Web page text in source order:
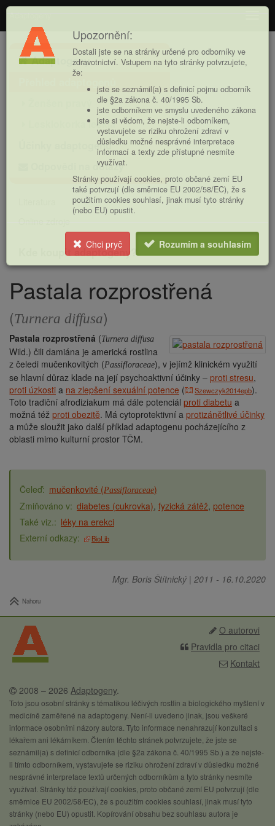
Adaptogeny
Hlavní
nabídkaAdaptogeny
Lesklokorka lesklá
Účinky adaptogenů
Odpovědi na dotazy
Online zdroje
Kde koupit adaptogeny?
Drobečková
navigace
Pastala rozprostřená
(Turnera diffusa)
Pastala rozprostřená (Turnera diffusa
Wild.) čili damiána je americká rostlina
z čeledi mučenkovitých (Passifloraceae), v jejímž klinickém využití
se hlavní důraz klade na její psychoaktivní účinky – proti stresu,
proti úzkosti a na zlepšení sexuální potence ( Szewczyk2014epb).
Toto tradiční afrodiziakum má dále potenciál proti diabetu a
možná též proti obezitě. Má cytoprotektivní a protizánětlivé účinky
a může sloužit jako další příklad adaptogenu pocházejícího z
oblasti mimo kulturní prostor TČM.
mučenkovité (Passifloraceae)
diabetes (cukrovka) fyzická zátěž potence
léky na erekci
BioLib
Mgr. Boris Štítnický | 2011 - 16.10.2020
Nahoru
O autorovi
Pravidla pro citaci
Kontakt
2008 – 2026 Adaptogeny.
Toto jsou osobní stránky s tématikou léčivých rostlin a biologického myšlení v
medicíně zaměřené na adaptogeny. Není-li uvedeno jinak, jsou veškeré
informace osobními názory autora. Tyto informace nenahrazují konzultaci s
lékařem ani lékárníkem. Čtením těchto stránek potvrzujete, že jste se
seznámil(a) s definicí odborníka (dle §2a zákona č. 40/1995 Sb.) a že nejste-
li tímto odborníkem, vystavujete se riziku ohrožení zdraví v důsledku možné
nesprávné interpretace textů určených odborníkům a tyto stránky nesmíte
využívat. Stránky též používají cookies, proto občané zemí EU potvrzují (dle
směrnice EU 2002/58/EC), že s použitím cookies souhlasí, jinak musí tyto
stránky (nebo EU) opustit. Kopírování obsahu bez souhlasu autora je
Upozornění:
Dostali jste se na stránky určené pro odborníky ve
zdravotnictví. Vstupem na tyto stránky potvrzujete,
že:
jste se seznámil(a) s definicí pojmu odborník
dle §2a zákona č. 40/1995 Sb.
jste odborníkem ve smyslu uvedeného zákona
jste si vědom, že nejste-li odborníkem,
vystavujete se riziku ohrožení zdraví v
důsledku možné nesprávné interpretace
informací a texty zde přístupné nesmíte
využívat.
Stránky používají cookies, proto občané zemí EU
také potvrzují (dle směrnice EU 2002/58/EC), že s
použitím cookies souhlasí, jinak musí tyto stránky
(nebo EU) opustit.
Chci pryč Rozumím a souhlasím